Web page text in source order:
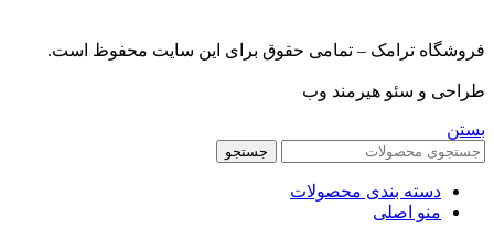
فروشگاه ترامک – تمامی حقوق برای این سایت محفوظ است.
طراحی و سئو هیرمند وب
بستن
جستجو
دسته بندی محصولات
منو اصلی